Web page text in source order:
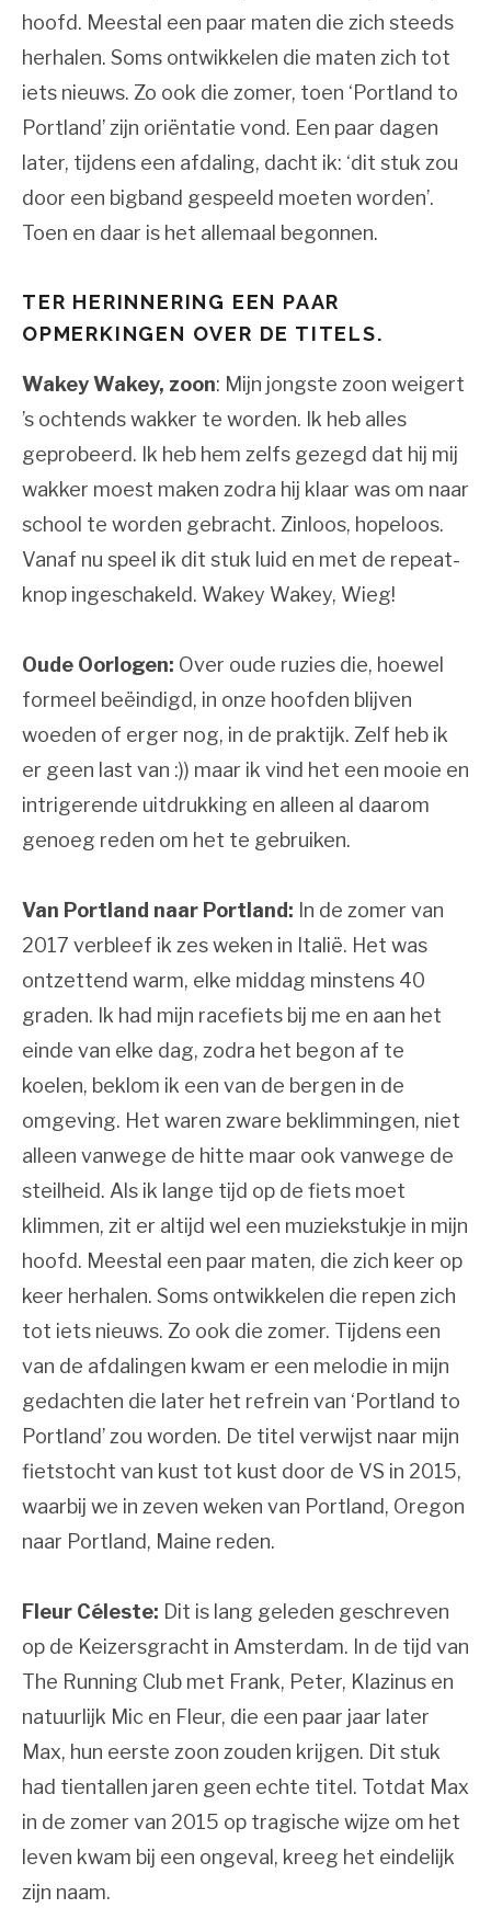
hoofd. Meestal een paar maten die zich steeds
herhalen. Soms ontwikkelen die maten zich tot
iets nieuws. Zo ook die zomer, toen ‘Portland to
Portland’ zijn oriëntatie vond. Een paar dagen
later, tijdens een afdaling, dacht ik: ‘dit stuk zou
door een bigband gespeeld moeten worden’.
Toen en daar is het allemaal begonnen.
TER HERINNERING EEN PAAR
OPMERKINGEN OVER DE TITELS.
Wakey Wakey, zoon: Mijn jongste zoon weigert
’s ochtends wakker te worden. Ik heb alles
geprobeerd. Ik heb hem zelfs gezegd dat hij mij
wakker moest maken zodra hij klaar was om naar
school te worden gebracht. Zinloos, hopeloos.
Vanaf nu speel ik dit stuk luid en met de repeat-
knop ingeschakeld. Wakey Wakey, Wieg!
Oude Oorlogen: Over oude ruzies die, hoewel
formeel beëindigd, in onze hoofden blijven
woeden of erger nog, in de praktijk. Zelf heb ik
er geen last van :)) maar ik vind het een mooie en
intrigerende uitdrukking en alleen al daarom
genoeg reden om het te gebruiken.
Van Portland naar Portland: In de zomer van
2017 verbleef ik zes weken in Italië. Het was
ontzettend warm, elke middag minstens 40
graden. Ik had mijn racefiets bij me en aan het
einde van elke dag, zodra het begon af te
koelen, beklom ik een van de bergen in de
omgeving. Het waren zware beklimmingen, niet
alleen vanwege de hitte maar ook vanwege de
steilheid. Als ik lange tijd op de fiets moet
klimmen, zit er altijd wel een muziekstukje in mijn
hoofd. Meestal een paar maten, die zich keer op
keer herhalen. Soms ontwikkelen die repen zich
tot iets nieuws. Zo ook die zomer. Tijdens een
van de afdalingen kwam er een melodie in mijn
gedachten die later het refrein van ‘Portland to
Portland’ zou worden. De titel verwijst naar mijn
fietstocht van kust tot kust door de VS in 2015,
waarbij we in zeven weken van Portland, Oregon
naar Portland, Maine reden.
Fleur Céleste: Dit is lang geleden geschreven
op de Keizersgracht in Amsterdam. In de tijd van
The Running Club met Frank, Peter, Klazinus en
natuurlijk Mic en Fleur, die een paar jaar later
Max, hun eerste zoon zouden krijgen. Dit stuk
had tientallen jaren geen echte titel. Totdat Max
in de zomer van 2015 op tragische wijze om het
leven kwam bij een ongeval, kreeg het eindelijk
zijn naam.